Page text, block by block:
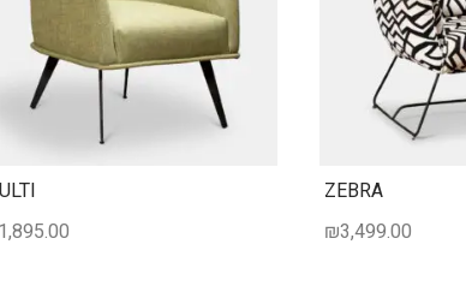
ZEBRA
₪3,499.00
1,895.00